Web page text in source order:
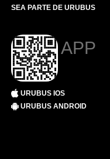
SEA PARTE DE URUBUS
APP
URUBUS IOS
URUBUS ANDROID